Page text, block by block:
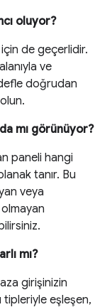
oluyor?
de geçerlidir.
ve
doğrudan
mı görünüyor?
paneli hangi
tanır. Bu
veya
olmayan
mı?
girişinizin
tipleriyle eşleşen,